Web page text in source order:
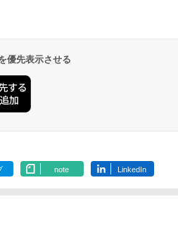
優先表示させる
note LinkedIn